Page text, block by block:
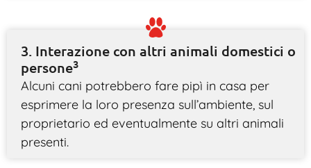
3. Interazione con altri animali domestici o
persone3
Alcuni cani potrebbero fare pipì in casa per
esprimere la loro presenza sull’ambiente, sul
proprietario ed eventualmente su altri animali
presenti.